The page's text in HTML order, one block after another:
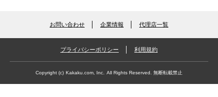
お問い合わせ 企業情報 代理店一覧
プライバシーポリシー 利用規約
Copyright (c) Kakaku.com, Inc. All Rights Reserved. 無断転載禁止